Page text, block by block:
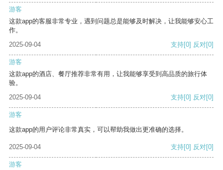
游客
这款app的客服非常专业，遇到问题总是能够及时解决，让我能够安心工
作。
2025-09-04
支持[0] 反对[0]
游客
这款app的酒店、餐厅推荐非常有用，让我能够享受到高品质的旅行体
验。
2025-09-04
支持[0] 反对[0]
游客
这款app的用户评论非常真实，可以帮助我做出更准确的选择。
2025-09-04 支持[0] 反对[0]
游客